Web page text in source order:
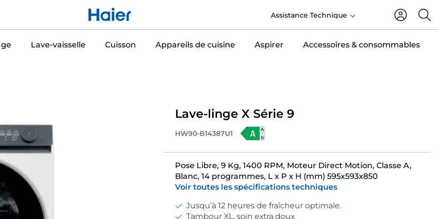
Assistance Technique
Lave-vaisselle Cuisson Appareils de cuisine Aspirer Accessoires & consommables
Lave-linge X Série 9
HW90-B14387U1
Pose Libre, 9 Kg, 1400 RPM, Moteur Direct Motion, Classe A,
Blanc, 14 programmes, L x P x H (mm) 595x593x850
Voir toutes les spécifications techniques
Jusqu’à 12 heures de fraîcheur optimale.
Tambour XL, soin extra doux